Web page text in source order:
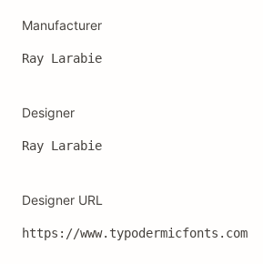
Manufacturer
Ray Larabie
Designer
Ray Larabie
Designer URL
https://www.typodermicfonts.com